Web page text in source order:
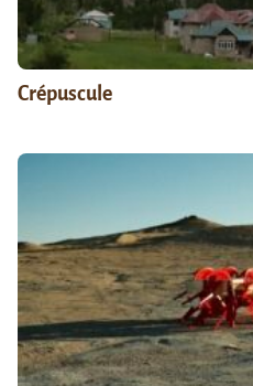
Crépuscule